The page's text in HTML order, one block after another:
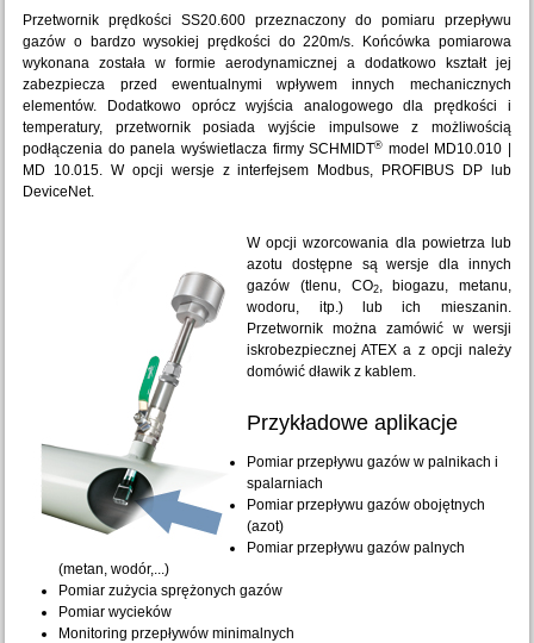
Przetwornik prędkości SS20.600 przeznaczony do pomiaru przepływu
gazów o bardzo wysokiej prędkości do 220m/s. Końcówka pomiarowa
wykonana została w formie aerodynamicznej a dodatkowo kształt jej
zabezpiecza przed ewentualnymi wpływem innych mechanicznych
elementów. Dodatkowo oprócz wyjścia analogowego dla prędkości i
temperatury, przetwornik posiada wyjście impulsowe z możliwością
podłączenia do panela wyświetlacza firmy SCHMIDT® model MD10.010 |
MD 10.015. W opcji wersje z interfejsem Modbus, PROFIBUS DP lub
DeviceNet.
W opcji wzorcowania dla powietrza lub
azotu dostępne są wersje dla innych
gazów (tlenu, CO2, biogazu, metanu,
wodoru, itp.) lub ich mieszanin.
Przetwornik można zamówić w wersji
iskrobezpiecznej ATEX a z opcji należy
domówić dławik z kablem.
Przykładowe aplikacje
Pomiar przepływu gazów w palnikach i
spalarniach
Pomiar przepływu gazów obojętnych
(azot)
Pomiar przepływu gazów palnych
(metan, wodór,...)
Pomiar zużycia sprężonych gazów
Pomiar wycieków
Monitoring przepływów minimalnych